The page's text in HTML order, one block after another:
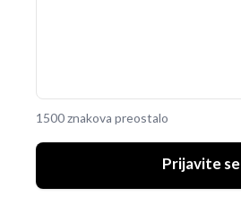
1500 znakova preostalo
Prijavite se